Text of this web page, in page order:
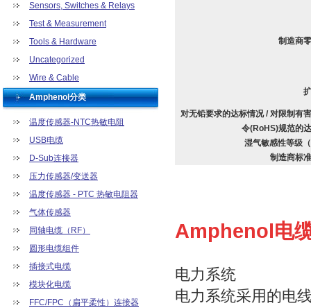
Sensors, Switches & Relays
Test & Measurement
Tools & Hardware
Uncategorized
Wire & Cable
Amphenol分类
温度传感器-NTC热敏电阻
USB电缆
D-Sub连接器
压力传感器/变送器
温度传感器 - PTC 热敏电阻器
气体传感器
同轴电缆（RF）
圆形电缆组件
插接式电缆
模块化电缆
FFC/FPC（扁平柔性）连接器
制造商
对无铅要求的达标情况 / 对限制有
令(RoHS)规范的
湿气敏感性等级
制造商标
Amphenol电
电力系统
电力系统采用的电